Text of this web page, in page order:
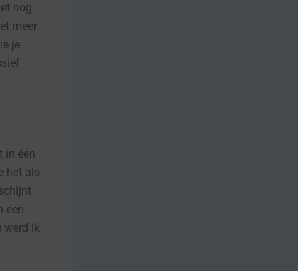
nog
meer
je
in één
het als
een
werd ik